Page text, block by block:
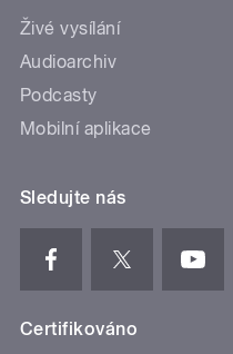
Živé vysílání
Audioarchiv
Podcasty
Mobilní aplikace
Sledujte nás
Certifikováno